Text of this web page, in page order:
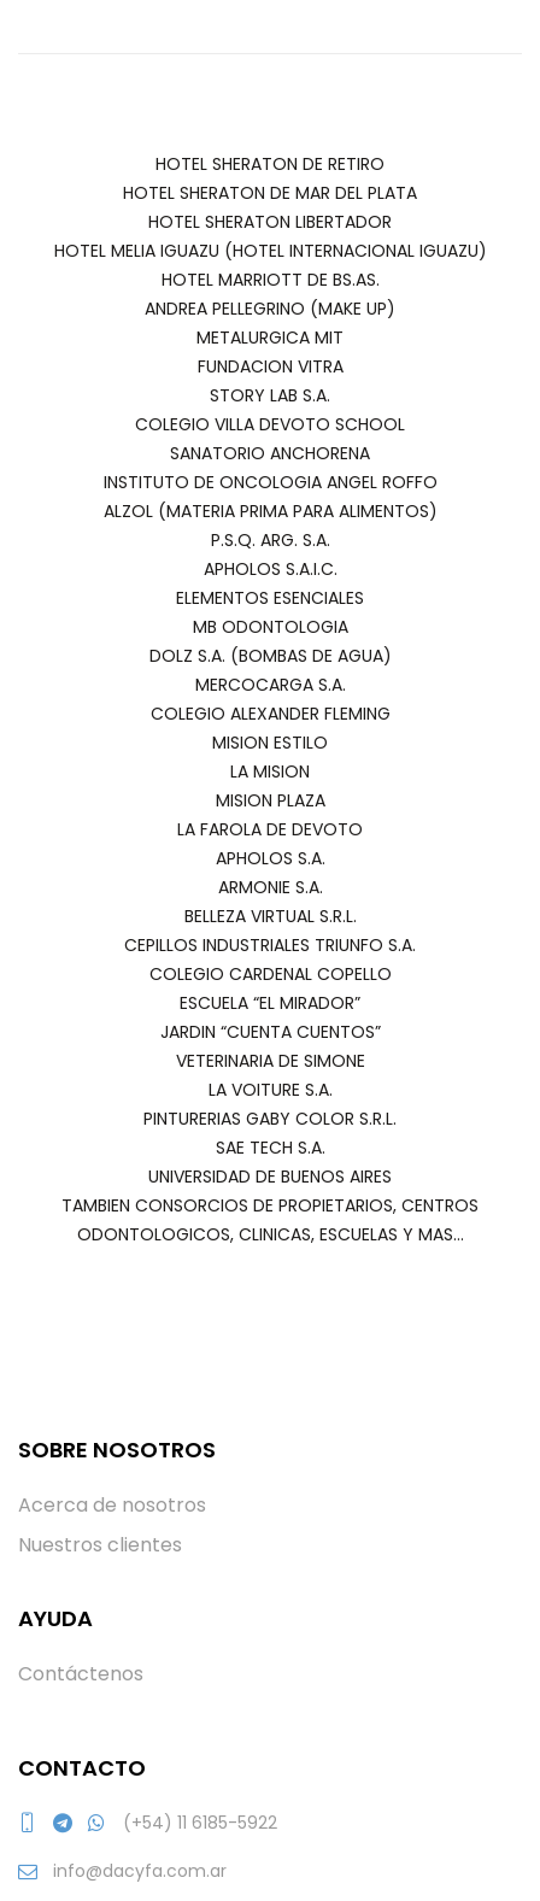
HOTEL SHERATON DE RETIRO
HOTEL SHERATON DE MAR DEL PLATA
HOTEL SHERATON LIBERTADOR
HOTEL MELIA IGUAZU (HOTEL INTERNACIONAL IGUAZU)
HOTEL MARRIOTT DE BS.AS.
ANDREA PELLEGRINO (MAKE UP)
METALURGICA MIT
FUNDACION VITRA
STORY LAB S.A.
COLEGIO VILLA DEVOTO SCHOOL
SANATORIO ANCHORENA
INSTITUTO DE ONCOLOGIA ANGEL ROFFO
ALZOL (MATERIA PRIMA PARA ALIMENTOS)
P.S.Q. ARG. S.A.
APHOLOS S.A.I.C.
ELEMENTOS ESENCIALES
MB ODONTOLOGIA
DOLZ S.A. (BOMBAS DE AGUA)
MERCOCARGA S.A.
COLEGIO ALEXANDER FLEMING
MISION ESTILO
LA MISION
MISION PLAZA
LA FAROLA DE DEVOTO
APHOLOS S.A.
ARMONIE S.A.
BELLEZA VIRTUAL S.R.L.
CEPILLOS INDUSTRIALES TRIUNFO S.A.
COLEGIO CARDENAL COPELLO
ESCUELA “EL MIRADOR”
JARDIN “CUENTA CUENTOS”
VETERINARIA DE SIMONE
LA VOITURE S.A.
PINTURERIAS GABY COLOR S.R.L.
SAE TECH S.A.
UNIVERSIDAD DE BUENOS AIRES
TAMBIEN CONSORCIOS DE PROPIETARIOS, CENTROS
ODONTOLOGICOS, CLINICAS, ESCUELAS Y MAS…
SOBRE NOSOTROS
Acerca de nosotros
Nuestros clientes
AYUDA
Contáctenos
CONTACTO
(+54) 11 6185-5922
info@dacyfa.com.ar